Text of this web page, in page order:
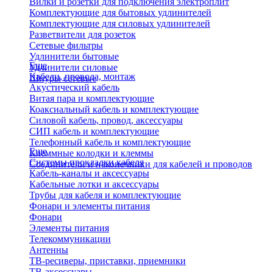
Комплектующие для бытовых удлинителей
Комплектующие для силовых удлинителей
Разветвители для розеток
Сетевые фильтры
Удлинители бытовые
Удлинители силовые
Шнуры сетевые
Еще
Кабели, провода, монтаж
Акустический кабель
Витая пара и комплектующие
Коаксиальный кабель и комплектующие
Силовой кабель, провод, аксессуары
СИП кабель и комплектующие
Телефонный кабель и комплектующие
Клеммные колодки и клеммы
Соединители и наконечники для кабелей и проводов
Еще
Системы прокладки кабеля
Кабель-каналы и аксессуары
Кабельные лотки и аксессуары
Трубы для кабеля и комплектующие
Фонари и элементы питания
Фонари
Элементы питания
Телекоммуникации
Антенны
ТВ-ресиверы, приставки, приемники